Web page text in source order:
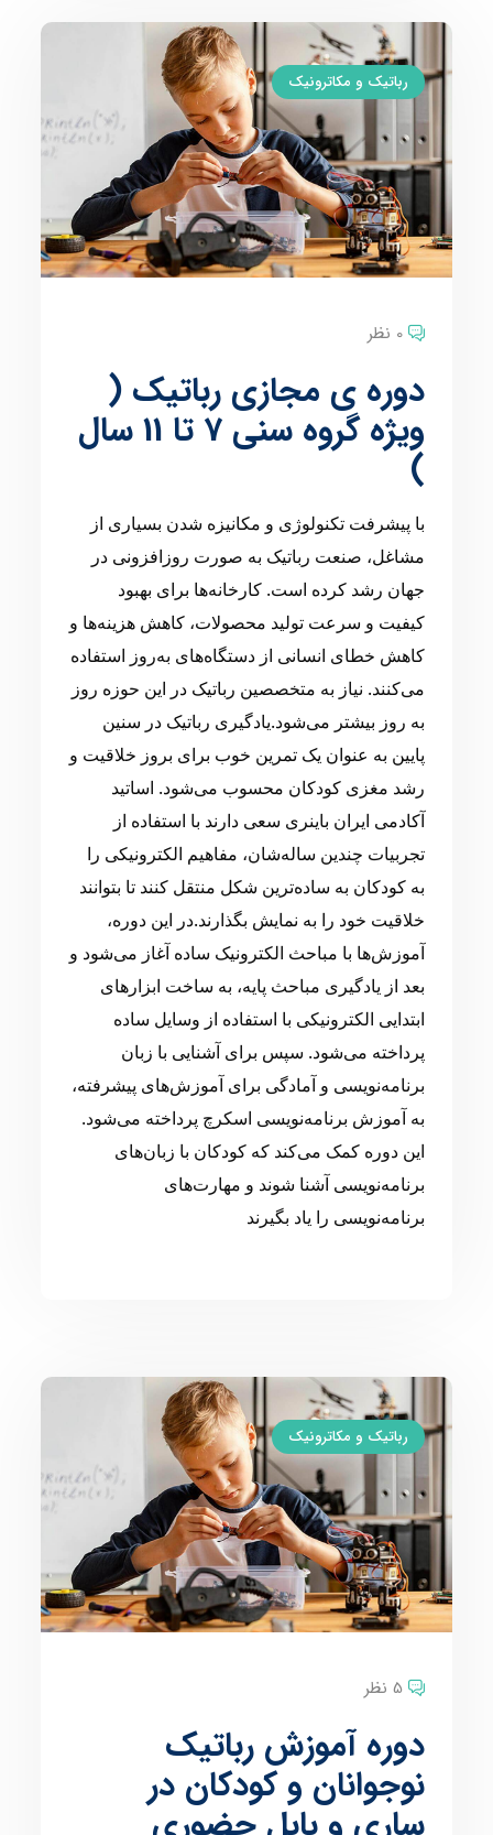
رباتیک و مکاترونیک
0 نظر
دوره ی مجازی رباتیک (
ویژه گروه سنی 7 تا 11 سال
)
با پیشرفت تکنولوژی و مکانیزه شدن بسیاری از
مشاغل، صنعت رباتیک به صورت روزافزونی در
جهان رشد کرده است. کارخانه‌ها برای بهبود
کیفیت و سرعت تولید محصولات، کاهش هزینه‌ها و
کاهش خطای انسانی از دستگاه‌های به‌روز استفاده
می‌کنند. نیاز به متخصصین رباتیک در این حوزه روز
به روز بیشتر می‌شود.یادگیری رباتیک در سنین
پایین به عنوان یک تمرین خوب برای بروز خلاقیت و
رشد مغزی کودکان محسوب می‌شود. اساتید
آکادمی ایران باینری سعی دارند با استفاده از
تجربیات چندین ساله‌شان، مفاهیم الکترونیکی را
به کودکان به ساده‌ترین شکل منتقل کنند تا بتوانند
خلاقیت خود را به نمایش بگذارند.در این دوره،
آموزش‌ها با مباحث الکترونیک ساده آغاز می‌شود و
بعد از یادگیری مباحث پایه، به ساخت ابزارهای
ابتدایی الکترونیکی با استفاده از وسایل ساده
پرداخته می‌شود. سپس برای آشنایی با زبان
برنامه‌نویسی و آمادگی برای آموزش‌های پیشرفته،
به آموزش برنامه‌نویسی اسکرچ پرداخته می‌شود.
این دوره کمک می‌کند که کودکان با زبان‌های
برنامه‌نویسی آشنا شوند و مهارت‌های
برنامه‌نویسی را یاد بگیرند
رباتیک و مکاترونیک
5 نظر
دوره آموزش رباتیک
نوجوانان و کودکان در